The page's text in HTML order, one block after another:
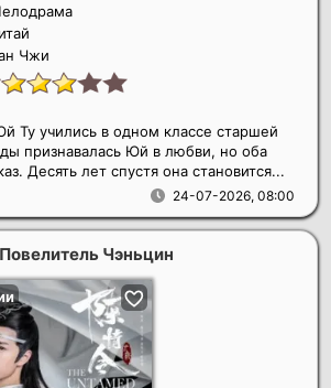
Чжи
24-07-2026, 08:00
Ту учились в одном классе старшей
признавалась Юй в любви, но оба
Десять лет спустя она становится...
Чэньцин